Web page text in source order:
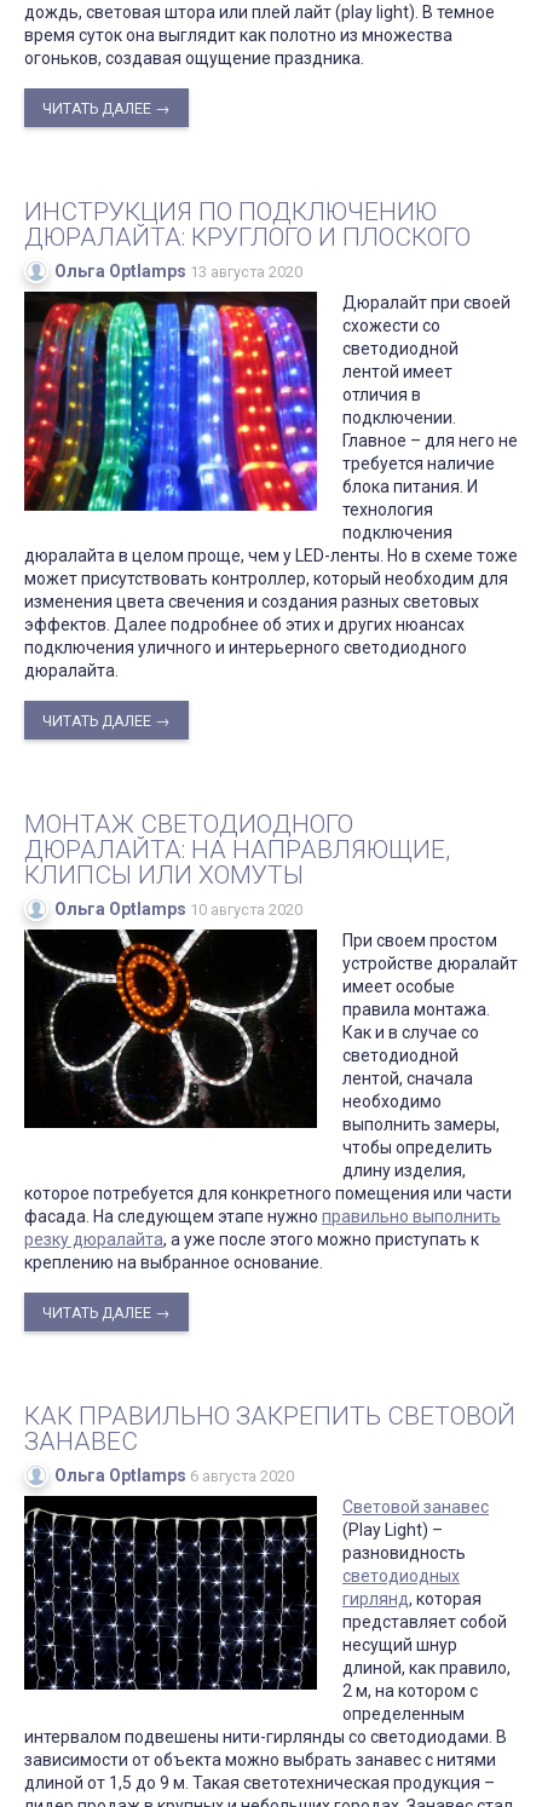
дождь, световая штора или плей лайт (play light). В темное
время суток она выглядит как полотно из множества
огоньков, создавая ощущение праздника.
ЧИТАТЬ ДАЛЕЕ →
ИНСТРУКЦИЯ ПО ПОДКЛЮЧЕНИЮ
ДЮРАЛАЙТА: КРУГЛОГО И ПЛОСКОГО
Ольга Optlamps 13 августа 2020
Дюралайт при своей
схожести со
светодиодной
лентой имеет
отличия в
подключении.
Главное – для него не
требуется наличие
блока питания. И
технология
подключения
дюралайта в целом проще, чем у LED-ленты. Но в схеме тоже
может присутствовать контроллер, который необходим для
изменения цвета свечения и создания разных световых
эффектов. Далее подробнее об этих и других нюансах
подключения уличного и интерьерного светодиодного
дюралайта.
ЧИТАТЬ ДАЛЕЕ →
МОНТАЖ СВЕТОДИОДНОГО
ДЮРАЛАЙТА: НА НАПРАВЛЯЮЩИЕ,
КЛИПСЫ ИЛИ ХОМУТЫ
Ольга Optlamps 10 августа 2020
При своем простом
устройстве дюралайт
имеет особые
правила монтажа.
Как и в случае со
светодиодной
лентой, сначала
необходимо
выполнить замеры,
чтобы определить
длину изделия,
которое потребуется для конкретного помещения или части
фасада. На следующем этапе нужно правильно выполнить
резку дюралайта, а уже после этого можно приступать к
креплению на выбранное основание.
ЧИТАТЬ ДАЛЕЕ →
КАК ПРАВИЛЬНО ЗАКРЕПИТЬ СВЕТОВОЙ
ЗАНАВЕС
Ольга Optlamps 6 августа 2020
Световой занавес
(Play Light) –
разновидность
светодиодных
гирлянд, которая
представляет собой
несущий шнур
длиной, как правило,
2 м, на котором с
определенным
интервалом подвешены нити-гирлянды со светодиодами. В
зависимости от объекта можно выбрать занавес с нитями
длиной от 1,5 до 9 м. Такая светотехническая продукция –